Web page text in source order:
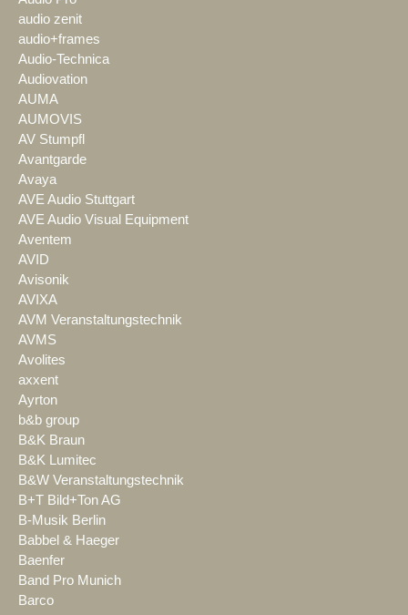
audio zenit
audio+frames
Audio-Technica
Audiovation
AUMA
AUMOVIS
AV Stumpfl
Avantgarde
Avaya
AVE Audio Stuttgart
AVE Audio Visual Equipment
Aventem
AVID
Avisonik
AVIXA
AVM Veranstaltungstechnik
AVMS
Avolites
axxent
Ayrton
b&b group
B&K Braun
B&K Lumitec
B&W Veranstaltungstechnik
B+T Bild+Ton AG
B-Musik Berlin
Babbel & Haeger
Baenfer
Band Pro Munich
Barco